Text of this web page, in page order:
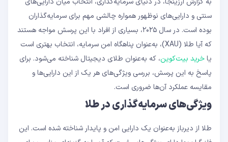
سنتی و دارایی‌های نوظهور همواره چالشی مهم برای سرمایه‌گذاران
بوده است. در سال ۲۰۲۵، بسیاری از افراد با این پرسش مواجه‌ هستند
که آیا طلا (XAU)، به‌عنوان پناهگاه امن سرمایه، انتخاب بهتری است
یاخرید بیت‌کوین، که به‌عنوان طلای دیجیتال شناخته می‌شود. برای
پاسخ به این پرسش، بررسی ویژگی‌های هر یک از این دارایی‌ها و
مقایسه عملکرد آن‌ها ضروری است.
ویژگی‌های سرمایه‌گذاری در طلا
طلا از دیرباز به‌عنوان یک دارایی امن و پایدار شناخته شده است. این